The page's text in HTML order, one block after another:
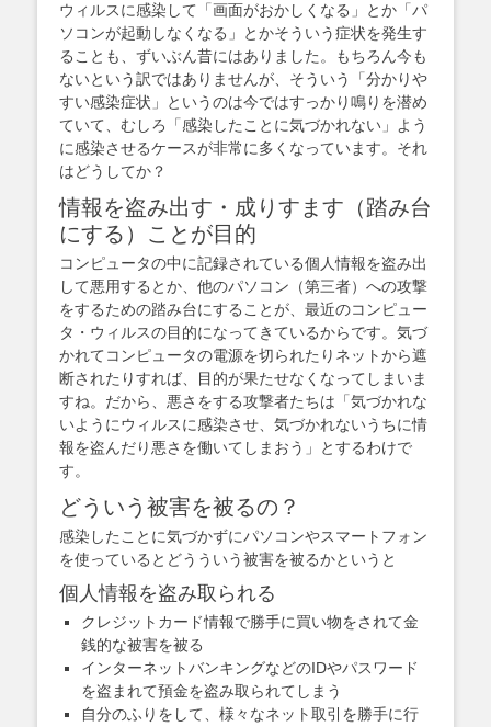
ウィルスに感染して「画面がおかしくなる」とか「パ
ソコンが起動しなくなる」とかそういう症状を発生す
ることも、ずいぶん昔にはありました。もちろん今も
ないという訳ではありませんが、そういう「分かりや
すい感染症状」というのは今ではすっかり鳴りを潜め
ていて、むしろ「感染したことに気づかれない」よう
に感染させるケースが非常に多くなっています。それ
はどうしてか？
情報を盗み出す・成りすます（踏み台
にする）ことが目的
コンピュータの中に記録されている個人情報を盗み出
して悪用するとか、他のパソコン（第三者）への攻撃
をするための踏み台にすることが、最近のコンピュー
タ・ウィルスの目的になってきているからです。気づ
かれてコンピュータの電源を切られたりネットから遮
断されたりすれば、目的が果たせなくなってしまいま
すね。だから、悪さをする攻撃者たちは「気づかれな
いようにウィルスに感染させ、気づかれないうちに情
報を盗んだり悪さを働いてしまおう」とするわけで
す。
どういう被害を被るの？
感染したことに気づかずにパソコンやスマートフォン
を使っているとどうういう被害を被るかというと
個人情報を盗み取られる
クレジットカード情報で勝手に買い物をされて金
銭的な被害を被る
インターネットバンキングなどのIDやパスワード
を盗まれて預金を盗み取られてしまう
自分のふりをして、様々なネット取引を勝手に行